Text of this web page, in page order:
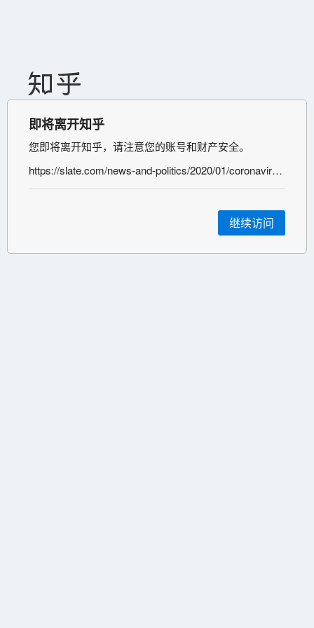
即将离开知乎
您即将离开知乎，请注意您的账号和财产安全。
https://slate.com/news-and-politics/2020/01/coronavirus-surgical-masks-china.html
继续访问